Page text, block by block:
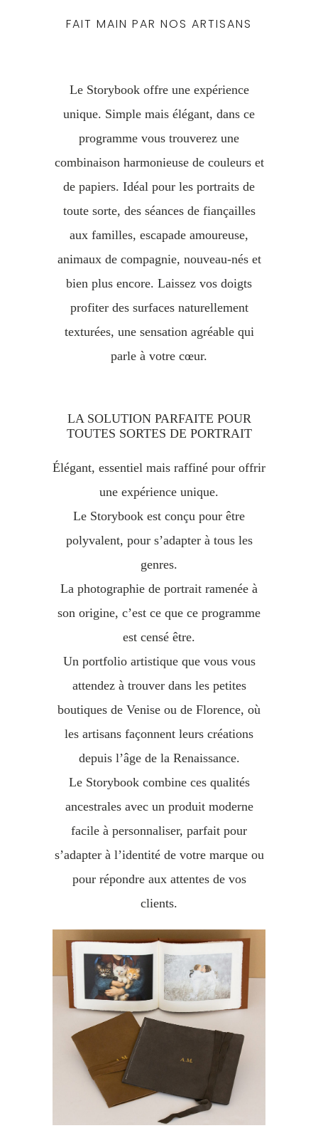
FAIT MAIN PAR NOS ARTISANS
Le Storybook offre une expérience
unique. Simple mais élégant, dans ce
programme vous trouverez une
combinaison harmonieuse de couleurs et
de papiers. Idéal pour les portraits de
toute sorte, des séances de fiançailles
aux familles, escapade amoureuse,
animaux de compagnie, nouveau-nés et
bien plus encore. Laissez vos doigts
profiter des surfaces naturellement
texturées, une sensation agréable qui
parle à votre cœur.
LA SOLUTION PARFAITE POUR
TOUTES SORTES DE PORTRAIT
Élégant, essentiel mais raffiné pour offrir
une expérience unique.
Le Storybook est conçu pour être
polyvalent, pour s’adapter à tous les
genres.
La photographie de portrait ramenée à
son origine, c’est ce que ce programme
est censé être.
Un portfolio artistique que vous vous
attendez à trouver dans les petites
boutiques de Venise ou de Florence, où
les artisans façonnent leurs créations
depuis l’âge de la Renaissance.
Le Storybook combine ces qualités
ancestrales avec un produit moderne
facile à personnaliser, parfait pour
s’adapter à l’identité de votre marque ou
pour répondre aux attentes de vos
clients.